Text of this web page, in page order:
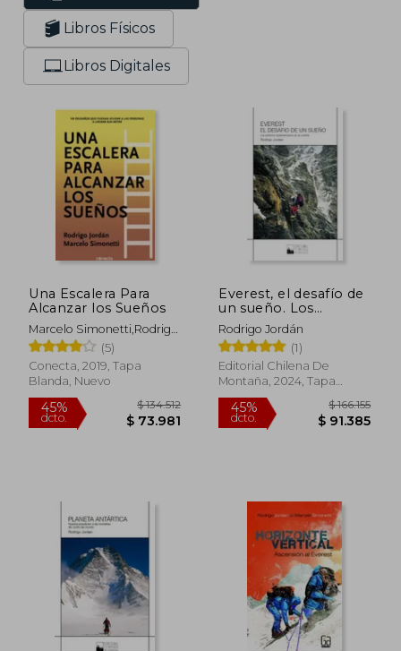
Libros Físicos
Libros Digitales
Una Escalera Para
Alcanzar los Sueños
Marcelo Simonetti,Rodrigo
Jordan
(5)
Conecta, 2019, Tapa
Blanda, Nuevo
45%
dcto.
Everest, el desafío de
un sueño. Los
primeros
sudamericanos en la
cumbre
Rodrigo Jordán
(1)
Editorial Chilena De
Montaña, 2024, Tapa
Blanda, Nuevo
45%